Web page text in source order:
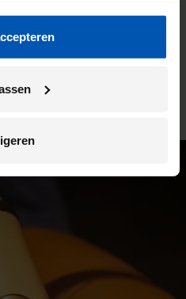
Ook dan kun je weer bij
altijd een vast en vertrouwd